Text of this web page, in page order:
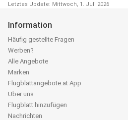
Letztes Update: Mittwoch, 1. Juli 2026
Information
Häufig gestellte Fragen
Werben?
Alle Angebote
Marken
Flugblattangebote.at App
Über uns
Flugblatt hinzufügen
Nachrichten